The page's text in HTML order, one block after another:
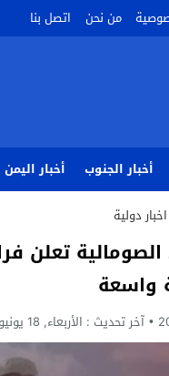
من نحن اتصل بنا
أخبار الجنوب أخبار اليمن
اخبار دولية
الصومالية تعلن
واسعة
آخر تحديث : الأربعاء, 18 يونيو, 2025 - 11:57 مساءً